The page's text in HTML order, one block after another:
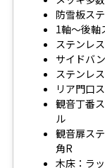
防雪板ス
1軸～後軸
ステンレ
サイドバ
ステンレ
リア門口
観音丁番
ル
観音扉ス
角R
木床：ラ